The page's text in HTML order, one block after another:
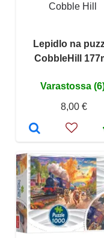
Cobble Hill
Lepidlo na
CobbleHill
Varastossa
8,00 €